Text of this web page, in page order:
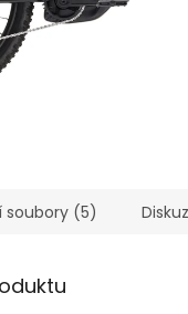
soubory (5)